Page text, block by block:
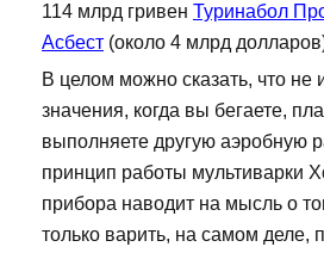
114 млрд гривен Туринабол
Асбест (около 4 млрд
В целом можно сказать, что не
значения, когда вы бегаете,
выполняете другую аэробную
принцип работы мультиварки
прибора наводит на мысль о
только варить, на самом деле,